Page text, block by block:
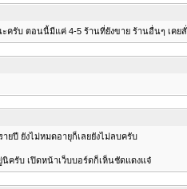
ครับ ตอนนี้มีแค่ 4-5 ร้านที่ยังขาย ร้านอื่นๆ เคยสั่
ยปี ยังไม่หมดอายุก็เลยยังไม่ลบครับ
ครับ เปิดหน้าเว็บบอร์ดก็เห็นชัดแดงแจ๋